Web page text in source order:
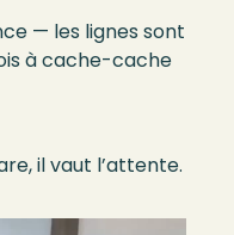
— les lignes sont
à cache-cache
il vaut l’attente.